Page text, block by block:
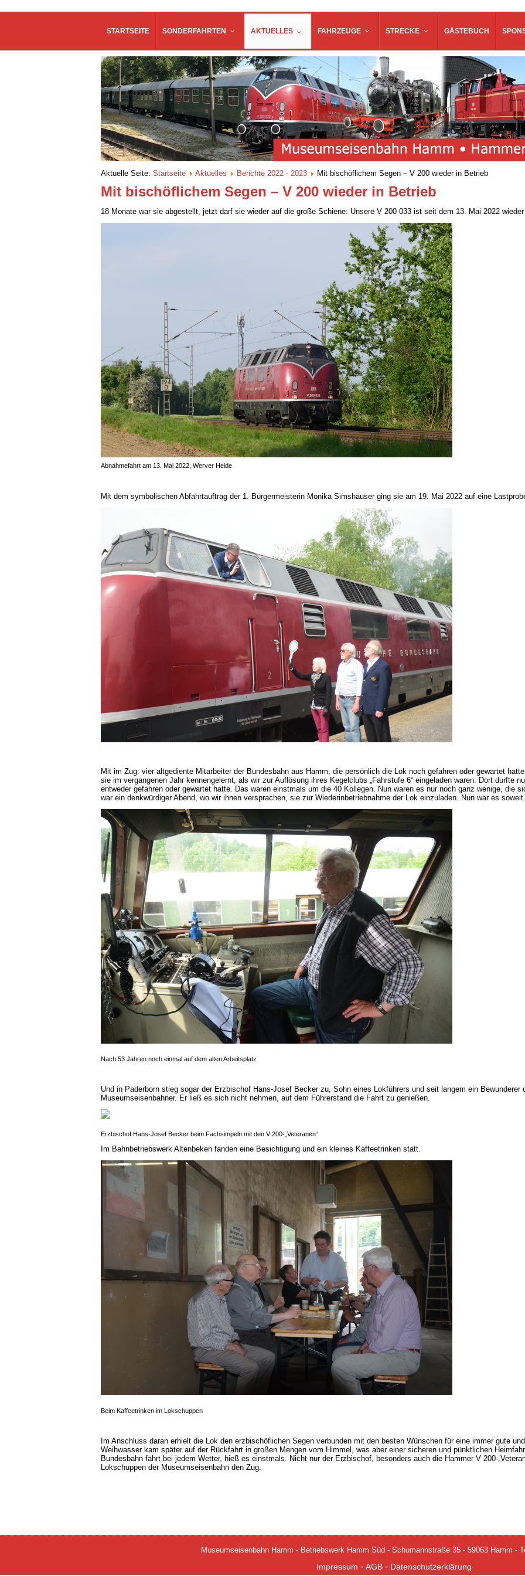
STARTSEITE SONDERFAHRTEN AKTUELLES FAHRZEUGE STRECKE GÄSTEBUCH
Aktuelle Seite: Startseite Aktuelles Berichte 2022 - 2023 Mit bischöflichem Segen – V 200 wieder in Betrieb
Mit bischöflichem Segen – V 200 wieder in Betrieb
18 Monate war sie abgestellt, jetzt darf sie wieder auf die große Schiene: Unsere V 200 033 ist seit dem 13. Mai 2022
Abnahmefahrt am 13. Mai 2022, Werver Heide
Mit dem symbolischen Abfahrtauftrag der 1. Bürgermeisterin Monika Simshäuser ging sie am 19. Mai 2022 auf eine
Mit im Zug: vier altgediente Mitarbeiter der Bundesbahn aus Hamm, die persönlich die Lok noch gefahren oder gewartet
sie im vergangenen Jahr kennengelernt, als wir zur Auflösung ihres Kegelclubs „Fahrstufe 6“ eingeladen waren. Dort durfte
entweder gefahren oder gewartet hatte. Das waren einstmals um die 40 Kollegen. Nun waren es nur noch ganz wenige, die
war ein denkwürdiger Abend, wo wir ihnen versprachen, sie zur Wiederinbetriebnahme der Lok einzuladen. Nun war es soweit.
Nach 53 Jahren noch einmal auf dem alten Arbeitsplatz
Und in Paderborn stieg sogar der Erzbischof Hans-Josef Becker zu, Sohn eines Lokführers und seit langem ein Bewunderer
Museumseisenbahner. Er ließ es sich nicht nehmen, auf dem Führerstand die Fahrt zu genießen.
Erzbischof Hans-Josef Becker beim Fachsimpeln mit den V 200-„Veteranen“
Im Bahnbetriebswerk Altenbeken fanden eine Besichtigung und ein kleines Kaffeetrinken statt.
Beim Kaffeetrinken im Lokschuppen
Im Anschluss daran erhielt die Lok den erzbischöflichen Segen verbunden mit den besten Wünschen für eine immer gute
Weihwasser kam später auf der Rückfahrt in großen Mengen vom Himmel, was aber einer sicheren und pünktlichen
Bundesbahn fährt bei jedem Wetter, hieß es einstmals. Nicht nur der Erzbischof, besonders auch die Hammer V 200-
Lokschuppen der Museumseisenbahn den Zug.
Museumseisenbahn Hamm - Betriebswerk Hamm Süd - Schumannstraße 35 - 59063 Hamm -
Impressum - AGB- Datenschutzerklärung